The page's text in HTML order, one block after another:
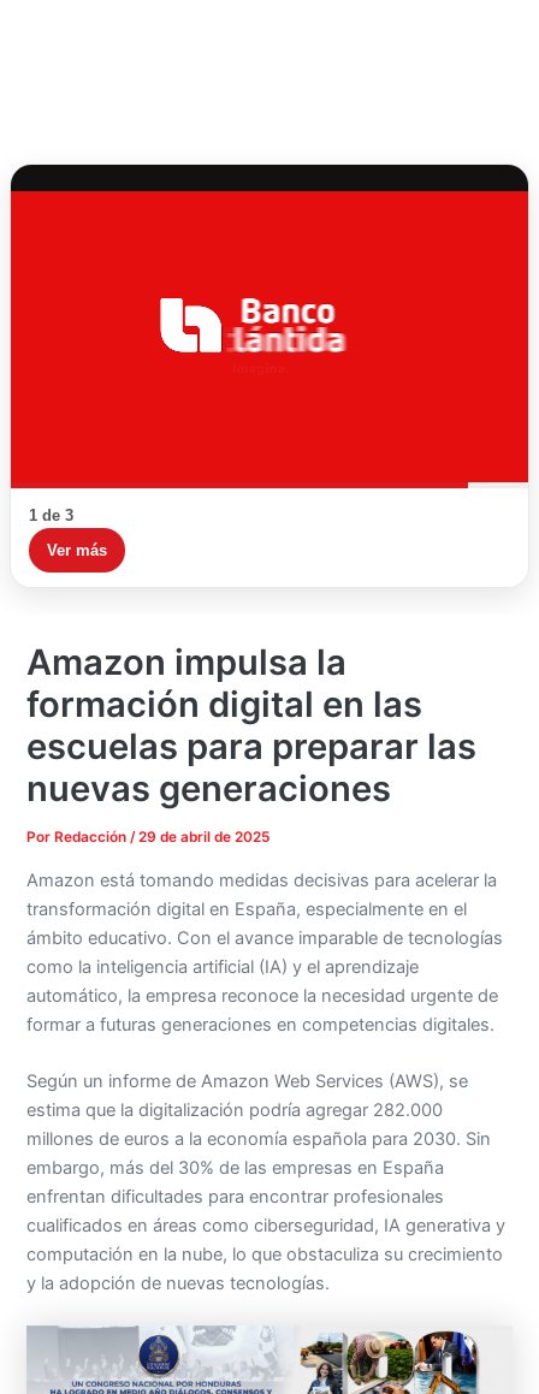
1 de 3
Ver más
Amazon impulsa la
formación digital en las
escuelas para preparar las
nuevas generaciones
Por Redacción/29 de abril de 2025
Amazon está tomando medidas decisivas para acelerar la
transformación digital en España, especialmente en el
ámbito educativo. Con el avance imparable de tecnologías
como la inteligencia artificial (IA) y el aprendizaje
automático, la empresa reconoce la necesidad urgente de
formar a futuras generaciones en competencias digitales.
Según un informe de Amazon Web Services (AWS), se
estima que la digitalización podría agregar 282.000
millones de euros a la economía española para 2030. Sin
embargo, más del 30% de las empresas en España
enfrentan dificultades para encontrar profesionales
cualificados en áreas como ciberseguridad, IA generativa y
computación en la nube, lo que obstaculiza su crecimiento
y la adopción de nuevas tecnologías.